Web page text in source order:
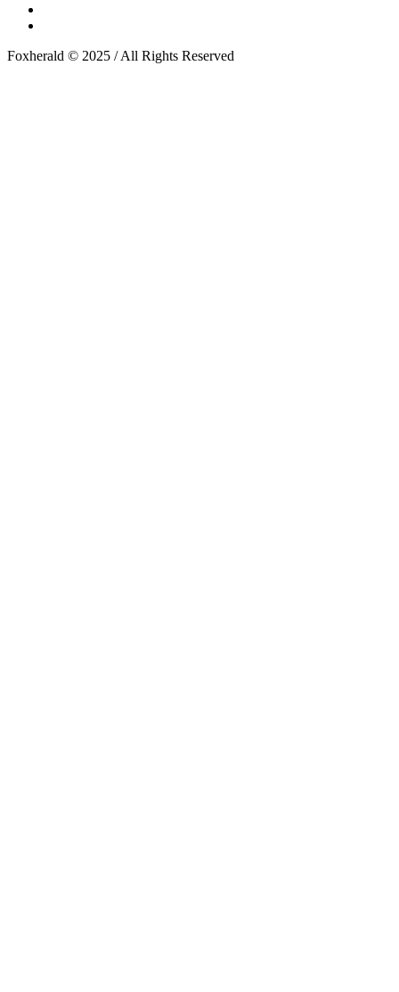
Foxherald © 2025 / All Rights Reserved